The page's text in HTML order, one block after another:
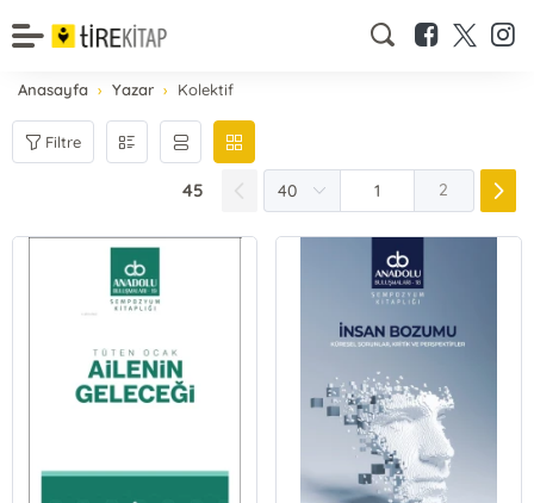
Anasayfa Yazar Kolektif
Filtre
45 2